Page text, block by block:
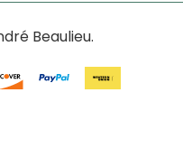
Beaulieu.